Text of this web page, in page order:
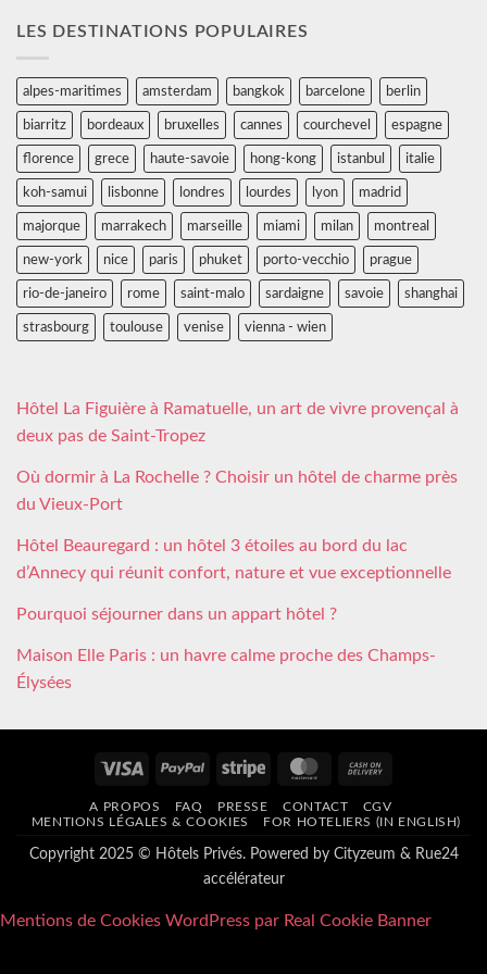
LES DESTINATIONS POPULAIRES
alpes-maritimes amsterdam bangkok barcelone berlin
biarritz bordeaux bruxelles cannes courchevel espagne
florence grece haute-savoie hong-kong istanbul italie
koh-samui lisbonne londres lourdes lyon madrid
majorque marrakech marseille miami milan montreal
new-york nice paris phuket porto-vecchio prague
rio-de-janeiro rome saint-malo sardaigne savoie shanghai
strasbourg toulouse venise vienna - wien
Hôtel La Figuière à Ramatuelle, un art de vivre provençal à
deux pas de Saint-Tropez
Où dormir à La Rochelle ? Choisir un hôtel de charme près
du Vieux-Port
Hôtel Beauregard : un hôtel 3 étoiles au bord du lac
d’Annecy qui réunit confort, nature et vue exceptionnelle
Pourquoi séjourner dans un appart hôtel ?
Maison Elle Paris : un havre calme proche des Champs-
Élysées
Visa PayPal Stripe MasterCard
Delivery
A PROPOS FAQ PRESSE CONTACT
CGV
MENTIONS LÉGALES & COOKIES
FOR HOTELIERS (IN ENGLISH)
Copyright 2025 © Hôtels Privés. Powered by Cityzeum & Rue24
accélérateur
Mentions de Cookies WordPress par Real Cookie Banner